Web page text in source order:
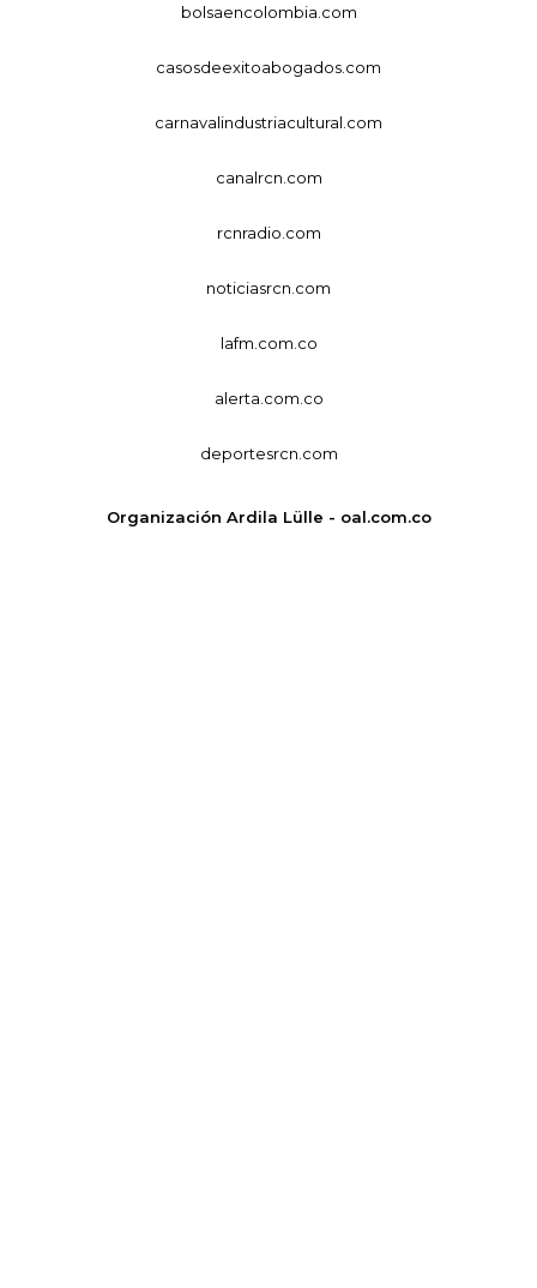
bolsaencolombia.com
casosdeexitoabogados.com
carnavalindustriacultural.com
canalrcn.com
rcnradio.com
noticiasrcn.com
lafm.com.co
alerta.com.co
deportesrcn.com
Organización Ardila Lülle - oal.com.co